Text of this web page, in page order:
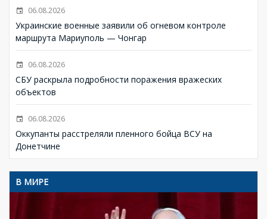
06.08.2026
Украинские военные заявили об огневом контроле
маршрута Мариуполь — Чонгар
06.08.2026
СБУ раскрыла подробности поражения вражеских
объектов
06.08.2026
Оккупанты расстреляли пленного бойца ВСУ на
Донетчине
В МИРЕ